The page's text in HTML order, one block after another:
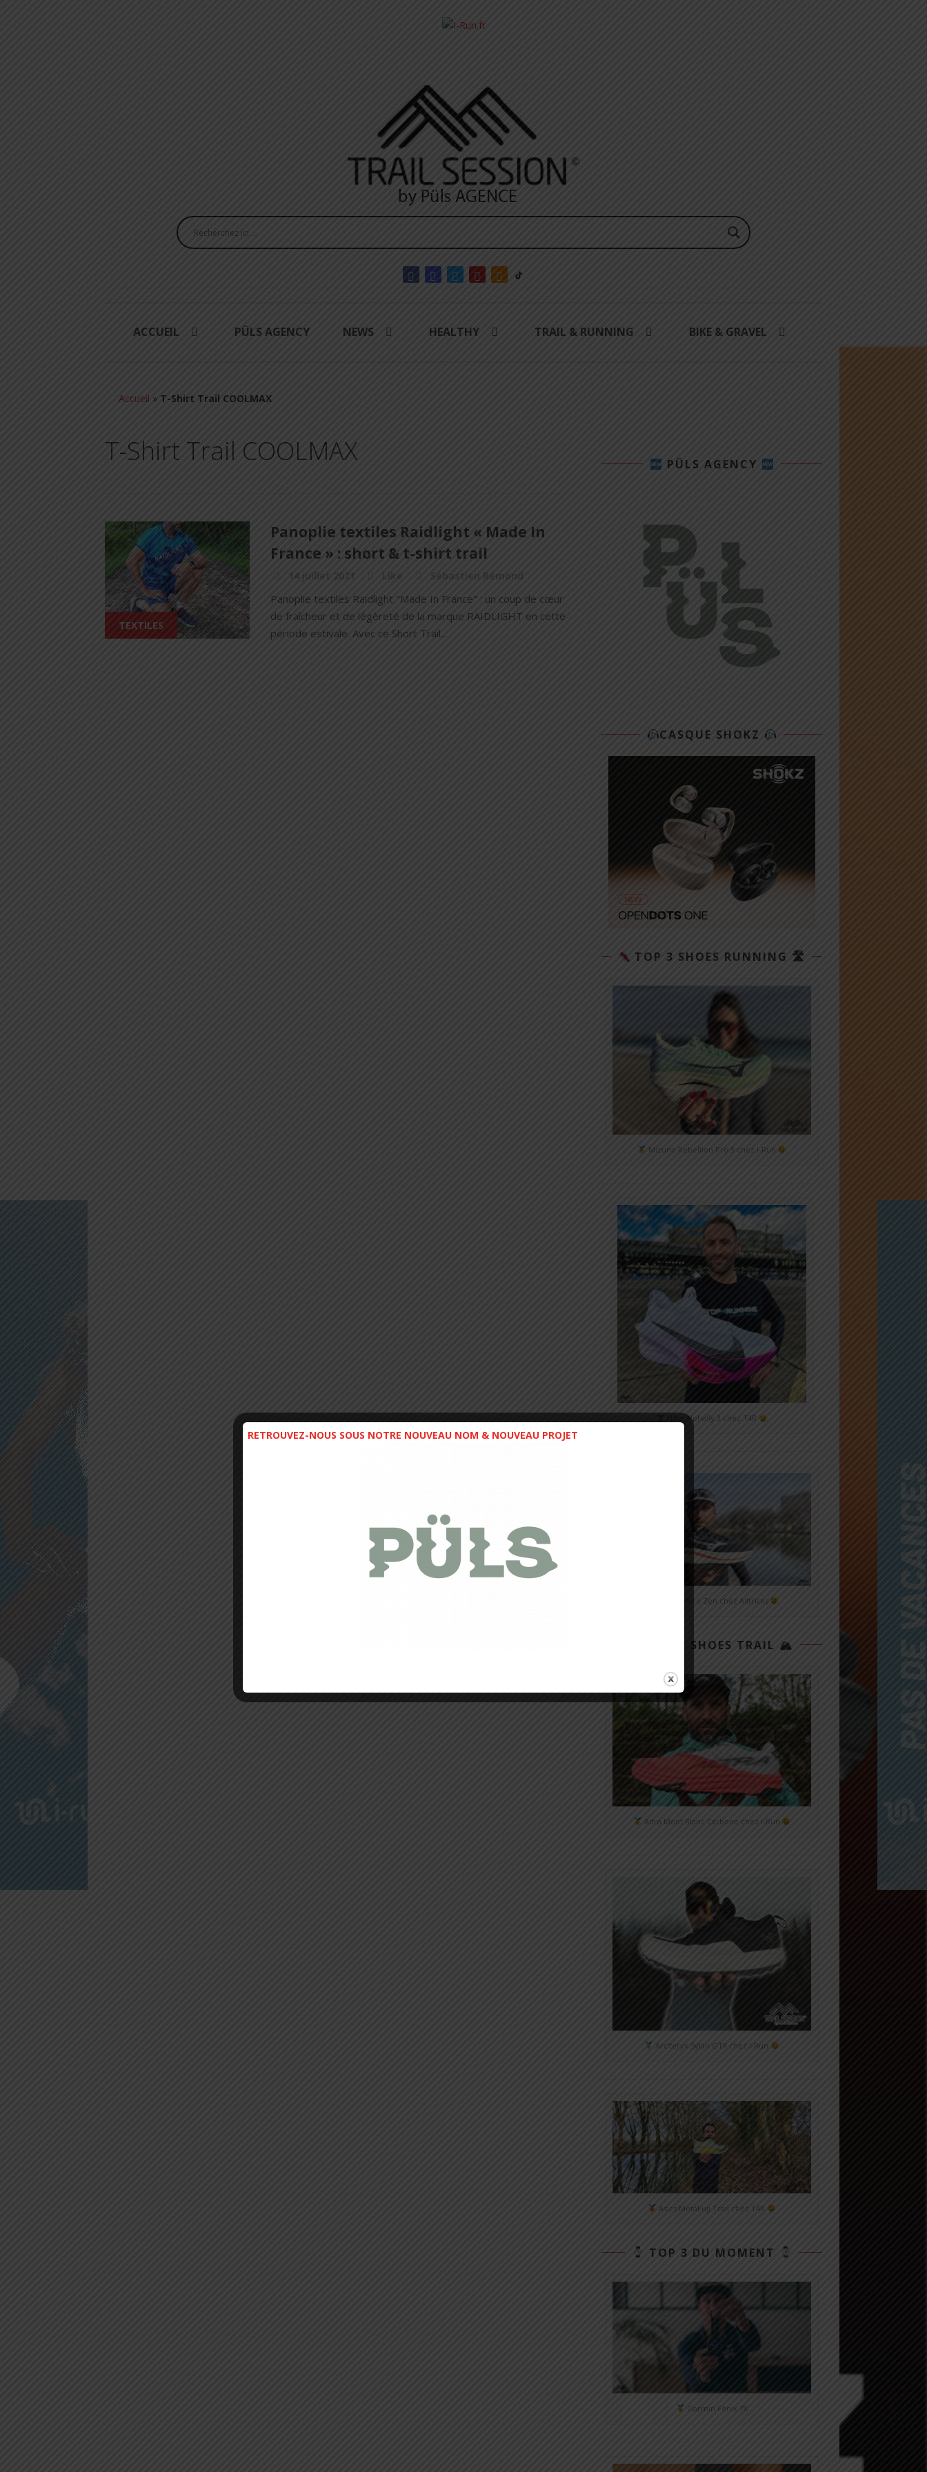
ACCUEIL PÜLS AGENCY NEWS HEALTHY TRAIL & RUNNING BIKE & GRAVEL
Accueil » T-Shirt Trail COOLMAX
T-Shirt Trail COOLMAX
TEXTILES
Panoplie textiles Raidlight « Made In
France » : short & t-shirt trail
14 juillet 2021 Like Sébastien Rémond
Panoplie textiles Raidlight "Made In France" : un coup de cœur
de fraîcheur et de légèreté de la marque RAIDLIGHT en cette
période estivale. Avec ce Short Trail...
PÜLS AGENCY
CASQUE SHOKZ
TOP 3 SHOES RUNNING 🛣
Mizuno Rebellion Pro 3 chez i-Run
Nike Alphafly 3 chez T4R
Mizuno Neo Zen chez Alltricks
TOP 3 SHOES TRAIL 🏔
Altra Mont Blanc Carbone chez i-Run
Arc'teryx Sylan GTX chez i-Run
Asics MetaFuji Trail chez T4R
TOP 3 DU MOMENT
Garmin Fénix 7X
RETROUVEZ-NOUS SOUS NOTRE NOUVEAU NOM & NOUVEAU PROJET